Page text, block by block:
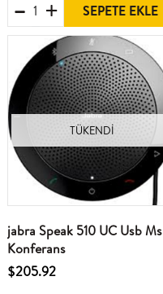
SEPETE EKLE
TÜKENDI
jabra Speak 510 UC Usb Ms
Konferans
$205.92